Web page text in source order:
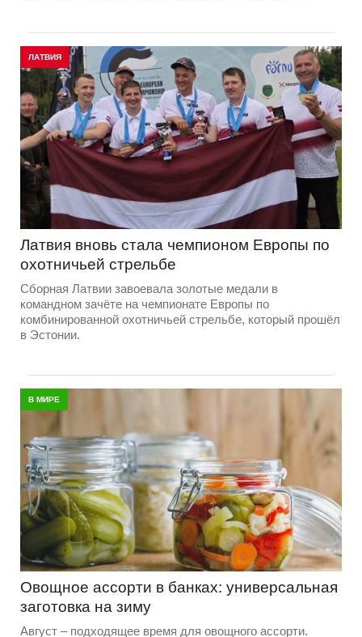
ЛАТВИЯ
Латвия вновь стала чемпионом Европы по
охотничьей стрельбе
Сборная Латвии завоевала золотые медали в
командном зачёте на чемпионате Европы по
комбинированной охотничьей стрельбе, который прошёл
в Эстонии.
В МИРЕ
Овощное ассорти в банках: универсальная
заготовка на зиму
Август – подходящее время для овощного ассорти.